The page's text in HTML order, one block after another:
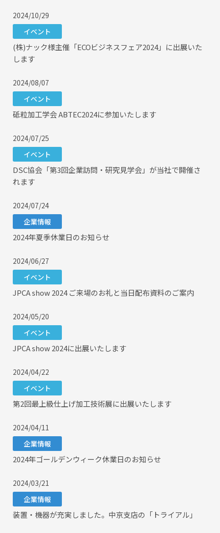
2024/10/29
イベント
(株)ナック様主催「ECOビジネスフェア2024」に出展いた
します
2024/08/07
イベント
砥粒加工学会 ABTEC2024に参加いたします
2024/07/25
イベント
DSC協会「第3回企業訪問・研究見学会」が当社で開催さ
れます
2024/07/24
企業情報
2024年夏季休業日のお知らせ
2024/06/27
イベント
JPCA show 2024 ご来場のお礼と当日配布資料のご案内
2024/05/20
イベント
JPCA show 2024に出展いたします
2024/04/22
イベント
第2回最上級仕上げ加工技術展に出展いたします
2024/04/11
企業情報
2024年ゴールデンウィーク休業日のお知らせ
2024/03/21
企業情報
装置・機器が充実しました。中京支店の「トライアル」